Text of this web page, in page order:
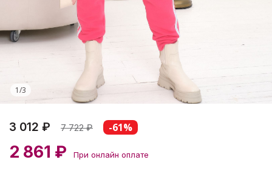
1/3
3 012 ₽ 7 722₽ -61%
2 861 ₽ При онлайн оплате